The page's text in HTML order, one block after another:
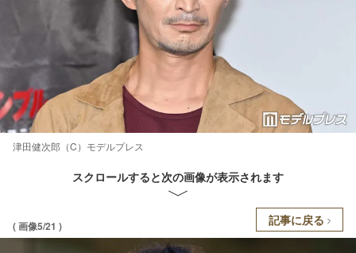
津田健次郎（C）モデルプレス
スクロールすると次の画像が表示されます
( 画像5/21 ) 記事に戻る